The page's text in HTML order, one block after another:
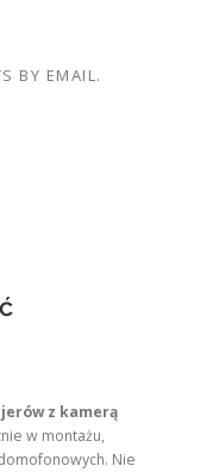
BY EMAIL.
z kamerą
w montażu,
Nie